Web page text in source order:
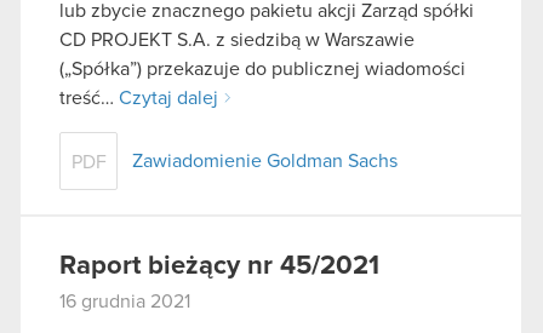
lub zbycie znacznego pakietu akcji Zarząd spółki
CD PROJEKT S.A. z siedzibą w Warszawie
(„Spółka”) przekazuje do publicznej wiadomości
treść… Czytaj dalej
PDF Zawiadomienie Goldman Sachs
Raport bieżący nr 45/2021
16 grudnia 2021